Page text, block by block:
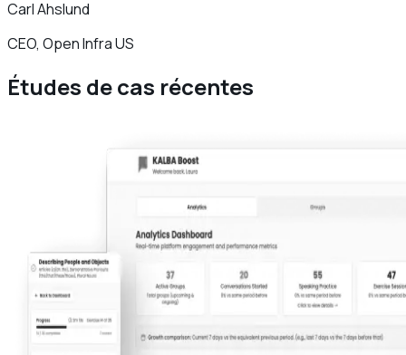
Carl Ahslund
CEO, Open Infra US
Études de cas récentes